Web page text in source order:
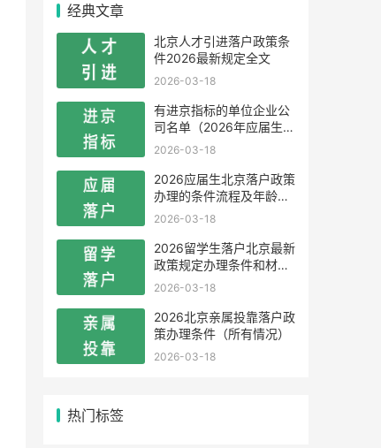
经典文章
北京人才引进落户政策条
件2026最新规定全文
2026-03-18
有进京指标的单位企业公
司名单（2026年应届生留
学生）
2026-03-18
2026应届生北京落户政策
办理的条件流程及年龄限
制
2026-03-18
2026留学生落户北京最新
政策规定办理条件和材料
及流程
2026-03-18
2026北京亲属投靠落户政
策办理条件（所有情况）
2026-03-18
热门标签